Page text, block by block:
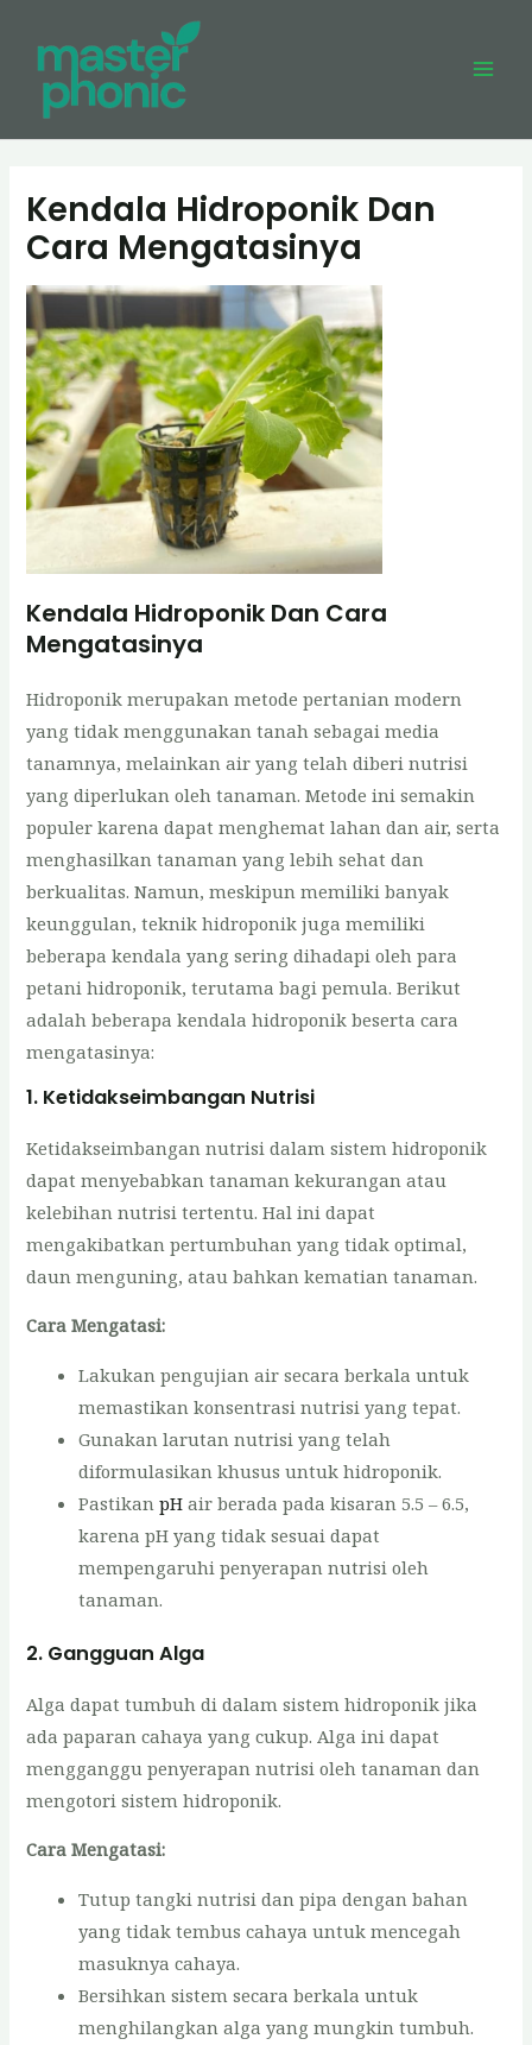
content
Kendala Hidroponik Dan
Cara Mengatasinya
Kendala Hidroponik Dan Cara
Mengatasinya
Hidroponik merupakan metode pertanian modern
yang tidak menggunakan tanah sebagai media
tanamnya, melainkan air yang telah diberi nutrisi
yang diperlukan oleh tanaman. Metode ini semakin
populer karena dapat menghemat lahan dan air, serta
menghasilkan tanaman yang lebih sehat dan
berkualitas. Namun, meskipun memiliki banyak
keunggulan, teknik hidroponik juga memiliki
beberapa kendala yang sering dihadapi oleh para
petani hidroponik, terutama bagi pemula. Berikut
adalah beberapa kendala hidroponik beserta cara
mengatasinya:
1. Ketidakseimbangan Nutrisi
Ketidakseimbangan nutrisi dalam sistem hidroponik
dapat menyebabkan tanaman kekurangan atau
kelebihan nutrisi tertentu. Hal ini dapat
mengakibatkan pertumbuhan yang tidak optimal,
daun menguning, atau bahkan kematian tanaman.
Cara Mengatasi:
Lakukan pengujian air secara berkala untuk
memastikan konsentrasi nutrisi yang tepat.
Gunakan larutan nutrisi yang telah
diformulasikan khusus untuk hidroponik.
PastikanpH air berada pada kisaran 5.5 – 6.5,
karena pH yang tidak sesuai dapat
mempengaruhi penyerapan nutrisi oleh
tanaman.
2. Gangguan Alga
Alga dapat tumbuh di dalam sistem hidroponik jika
ada paparan cahaya yang cukup. Alga ini dapat
mengganggu penyerapan nutrisi oleh tanaman dan
mengotori sistem hidroponik.
Cara Mengatasi:
Tutup tangki nutrisi dan pipa dengan bahan
yang tidak tembus cahaya untuk mencegah
masuknya cahaya.
Bersihkan sistem secara berkala untuk
menghilangkan alga yang mungkin tumbuh.